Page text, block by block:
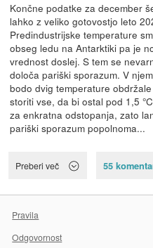
Končne podatke za december
lahko z veliko gotovostjo leto
Predindustrijske temperature
obseg ledu na Antarktiki pa je
vrednost doslej. S tem se
določa pariški sporazum. V
bodo dvig temperature
storiti vse, da bi ostal pod 1,5
za enkratna odstopanja, zato
pariški sporazum popolnoma...
Preberi več 55
Pravila
Odgovornost